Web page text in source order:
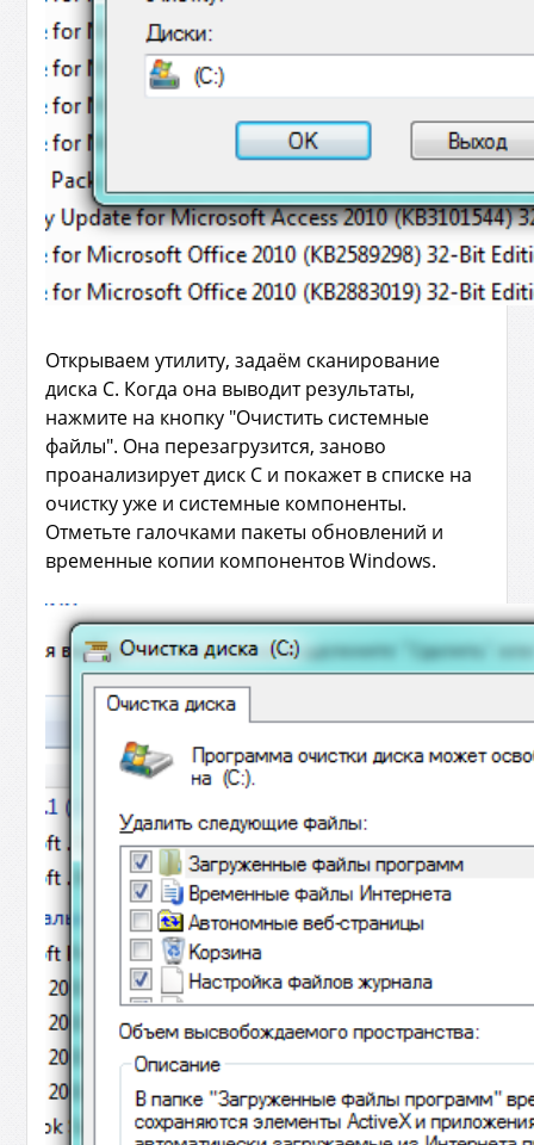
Открываем утилиту, задаём сканирование
диска С. Когда она выводит результаты,
нажмите на кнопку "Очистить системные
файлы". Она перезагрузится, заново
проанализирует диск С и покажет в списке на
очистку уже и системные компоненты.
Отметьте галочками пакеты обновлений и
временные копии компонентов Windows.